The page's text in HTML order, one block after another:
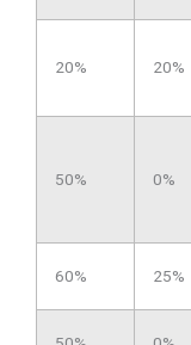
20% 20%
50% 0%
60% 25%